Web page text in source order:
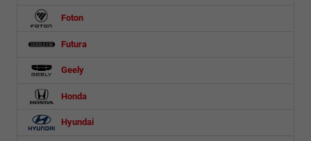
Foton
Futura
Geely
Honda
Hyundai